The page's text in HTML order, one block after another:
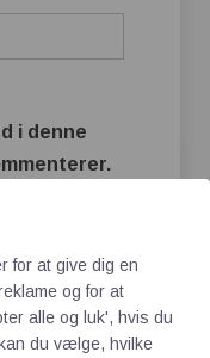
i denne
for at give dig en
og for at
alle og luk', hvis du
du vælge, hvilke